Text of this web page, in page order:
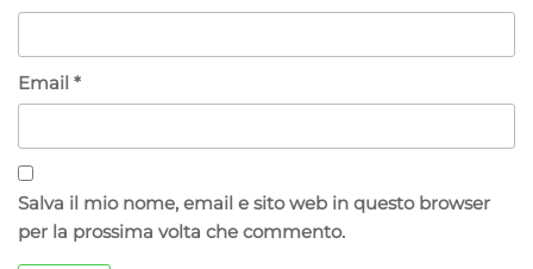
Email *
Salva il mio nome, email e sito web in questo browser
per la prossima volta che commento.